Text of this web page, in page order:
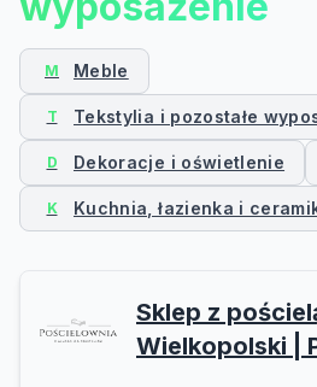
M Meble
T Tekstylia i pozostałe
D Dekoracje i oświetlenie
K Kuchnia, łazienka i
Sklep z
Wielkopolski |